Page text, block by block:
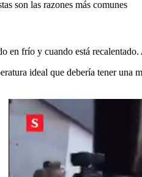
son las razones más comunes
en frío y cuando está recalentado.
ideal que debería tener una